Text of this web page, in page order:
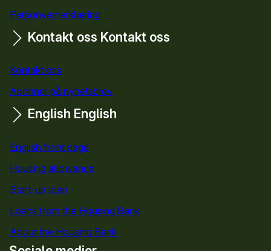
Personvernerklæring
Kontakt oss Kontakt oss
Kontakt oss
Abonner på nyhetsbrev
English English
English front page
Housing allowance
Start-up loan
Loans from the Housing Bank
About the Housing Bank